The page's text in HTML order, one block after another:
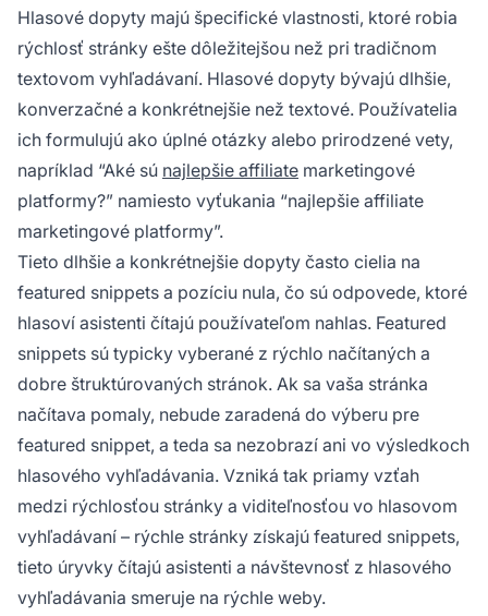
Hlasové dopyty majú špecifické vlastnosti, ktoré robia
rýchlosť stránky ešte dôležitejšou než pri tradičnom
textovom vyhľadávaní. Hlasové dopyty bývajú dlhšie,
konverzačné a konkrétnejšie než textové. Používatelia
ich formulujú ako úplné otázky alebo prirodzené vety,
napríklad “Aké sú najlepšie affiliate marketingové
platformy?” namiesto vyťukania “najlepšie affiliate
marketingové platformy”.
Tieto dlhšie a konkrétnejšie dopyty často cielia na
featured snippets a pozíciu nula, čo sú odpovede, ktoré
hlasoví asistenti čítajú používateľom nahlas. Featured
snippets sú typicky vyberané z rýchlo načítaných a
dobre štruktúrovaných stránok. Ak sa vaša stránka
načítava pomaly, nebude zaradená do výberu pre
featured snippet, a teda sa nezobrazí ani vo výsledkoch
hlasového vyhľadávania. Vzniká tak priamy vzťah
medzi rýchlosťou stránky a viditeľnosťou vo hlasovom
vyhľadávaní – rýchle stránky získajú featured snippets,
tieto úryvky čítajú asistenti a návštevnosť z hlasového
vyhľadávania smeruje na rýchle weby.